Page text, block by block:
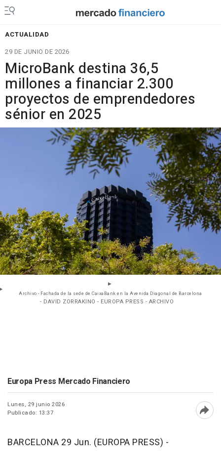
ACTUALIDAD
29 DE JUNIO DE 2026
MicroBank destina 36,5
millones a financiar 2.300
proyectos de emprendedores
sénior en 2025
Archivo - Fachada de la sede de CaixaBank en la Avenida Diagonal de Barcelona
- DAVID ZORRAKINO - EUROPA PRESS - ARCHIVO
Europa Press Mercado Financiero
Lunes, 29 junio 2026
Publicado: 13:37
BARCELONA 29 Jun. (EUROPA PRESS) -